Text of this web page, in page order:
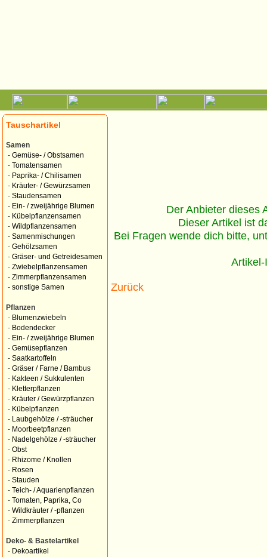
Tauschartikel
Samen
- Gemüse- / Obstsamen
- Tomatensamen
- Paprika- / Chilisamen
- Kräuter- / Gewürzsamen
- Staudensamen
- Ein- / zweijährige Blumen
- Kübelpflanzensamen
- Wildpflanzensamen
- Samenmischungen
- Gehölzsamen
- Gräser- und Getreidesamen
- Zwiebelpflanzensamen
- Zimmerpflanzensamen
- sonstige Samen
Pflanzen
- Blumenzwiebeln
- Bodendecker
- Ein- / zweijährige Blumen
- Gemüsepflanzen
- Saatkartoffeln
- Gräser / Farne / Bambus
- Kakteen / Sukkulenten
- Kletterpflanzen
- Kräuter / Gewürzpflanzen
- Kübelpflanzen
-
Laubgehölze / -sträucher
- Moorbeetpflanzen
- Nadelgehölze / -sträucher
- Obst
- Rhizome / Knollen
- Rosen
- Stauden
- Teich- / Aquarienpflanzen
- Tomaten, Paprika, Co
- Wildkräuter / -pflanzen
- Zimmerpflanzen
Deko- & Bastelartikel
- Dekoartikel
Der Anbieter dieses
Dieser Artikel ist
Bei Fragen wende dich bitte,
Zurück